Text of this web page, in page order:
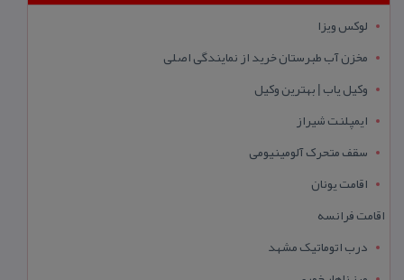
لوکس ویزا
مخزن آب طبرستان خرید از نمایندگی اصلی
وکیل یاب | بهترین وکیل
ایمپلنت شیراز
سقف متحرک آلومینیومی
اقامت یونان
اقامت فرانسه
درب اتوماتیک مشهد